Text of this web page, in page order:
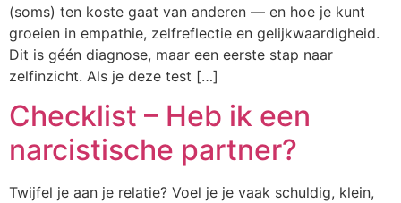
(soms) ten koste gaat van anderen — en hoe je kunt
groeien in empathie, zelfreflectie en gelijkwaardigheid.
Dit is géén diagnose, maar een eerste stap naar
zelfinzicht. Als je deze test […]
Checklist – Heb ik een
narcistische partner?
Twijfel je aan je relatie? Voel je je vaak schuldig, klein,